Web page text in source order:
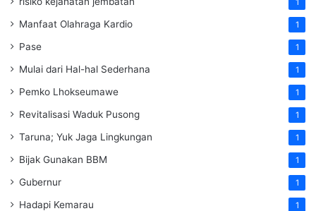
1
Manfaat Olahraga Kardio 1
Pase 1
Mulai dari Hal-hal Sederhana 1
Pemko Lhokseumawe 1
Revitalisasi Waduk Pusong 1
Taruna; Yuk Jaga Lingkungan 1
Bijak Gunakan BBM 1
Gubernur 1
Hadapi Kemarau 1